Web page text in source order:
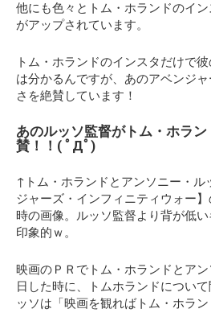
他にも色々とトム・ホランドのイ
がアップされています。
トム・ホランドのインスタだけで
は分かるんですが、あのアベンジ
さを絶賛しています！
あのルッソ監督がトム・ホラ
賛！！( ﾟДﾟ)
↑トム・ホランドとアンソニー・ル
ジャーズ・インフィニティウォー
時の画像。ルッソ監督より背が低
印象的ｗ。
映画のＰＲでトム・ホランドとア
日した時に、トムホランドについ
ッソは「映画を観ればトム・ホラ